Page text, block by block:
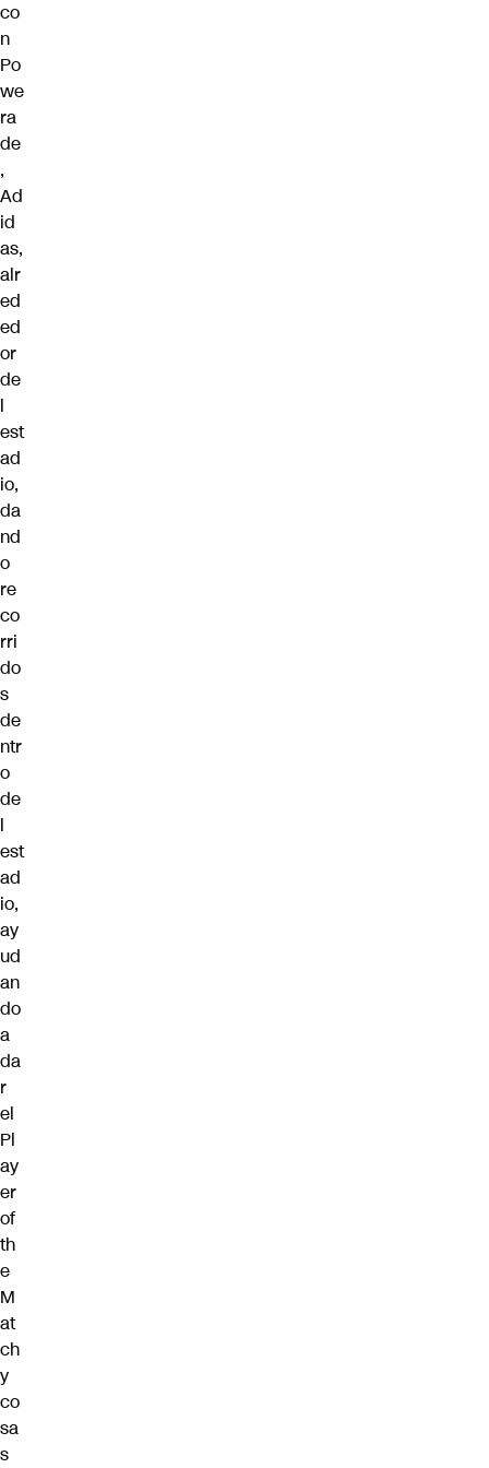
co
n
Po
we
ra
de
,
Ad
id
as,
alr
ed
ed
or
de
l
est
ad
io,
da
nd
o
re
co
rri
do
s
de
ntr
o
de
l
est
ad
io,
ay
ud
an
do
a
da
r
el
Pl
ay
er
of
th
e
M
at
ch
y
co
sa
s